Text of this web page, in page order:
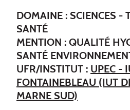
DOMAINE : SCIENCES -
SANTÉ
MENTION : QUALITÉ
SANTÉ
UFR/INSTITUT : UPEC -
FONTAINEBLEAU (IUT
MARNE SUD)